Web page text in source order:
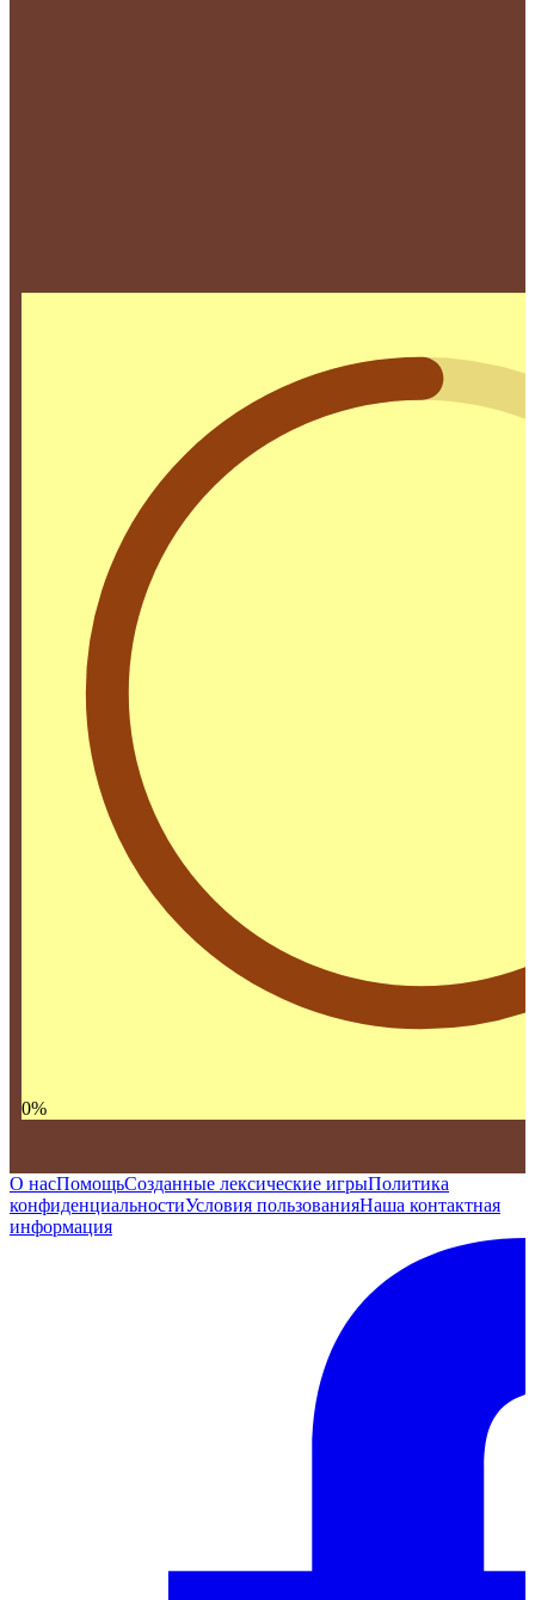
0%
О насПомощьСозданные лексические игрыПолитика
конфиденциальностиУсловия пользованияНаша контактная
информация